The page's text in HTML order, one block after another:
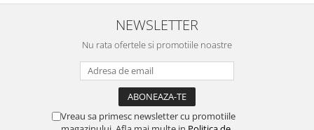
Stimulare olfactivă
Terapie de integrare senzorială
NEWSLETTER
Nu rata ofertele si promotiile noastre
Vreau sa primesc newsletter cu promotiile